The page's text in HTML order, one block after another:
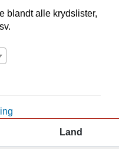
blandt alle krydslister,
Land